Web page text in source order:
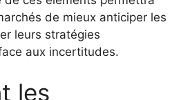
de mieux anticiper les
leurs stratégies
aux incertitudes.
les